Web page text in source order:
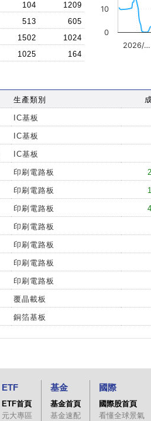
104
1209
513
605
1502
1024
1025 164
2026/…
0
10
生產類別
IC基板
IC基板
IC基板
印刷電路板
印刷電路板
印刷電路板
印刷電路板
印刷電路板
印刷電路板
印刷電路板
覆晶載板
銅箔基板
ETF
ETF首頁
元大專區
基金
基金首頁
基金速配
國際
國際股首頁
看懂全球景氣